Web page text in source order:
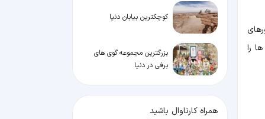
را
کوچکترین بیابان دنیا
بزرگترین مجموعه گوی های
برفی در دنیا
همراه کارناوال باشید